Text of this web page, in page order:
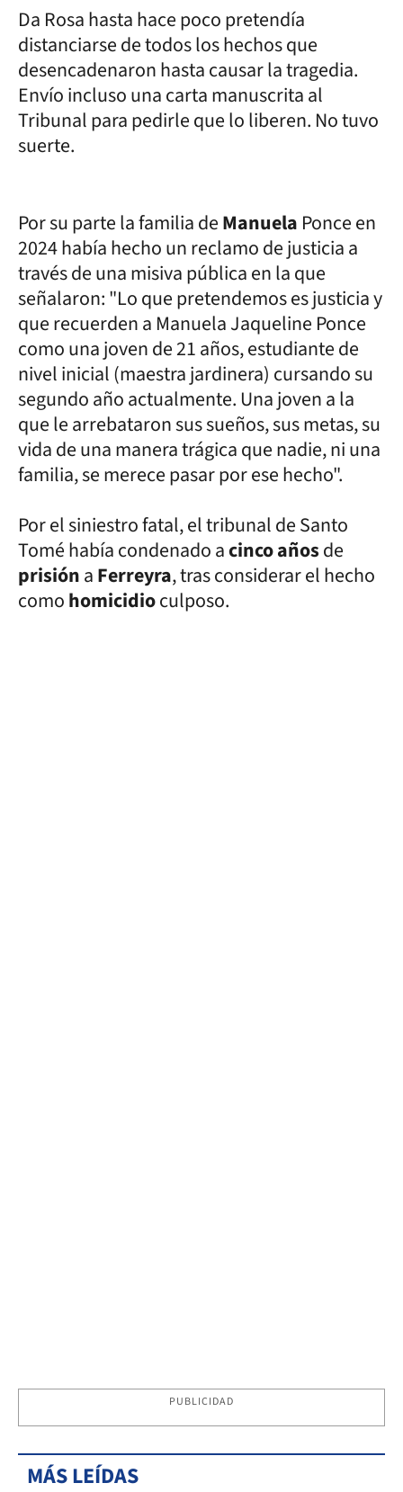
Da Rosa hasta hace poco pretendía
distanciarse de todos los hechos que
desencadenaron hasta causar la tragedia.
Envío incluso una carta manuscrita al
Tribunal para pedirle que lo liberen. No tuvo
suerte.
Por su parte la familia deManuela Ponce en
2024 había hecho un reclamo de justicia a
través de una misiva pública en la que
señalaron: "Lo que pretendemos es justicia y
que recuerden a Manuela Jaqueline Ponce
como una joven de 21 años, estudiante de
nivel inicial (maestra jardinera) cursando su
segundo año actualmente. Una joven a la
que le arrebataron sus sueños, sus metas, su
vida de una manera trágica que nadie, ni una
familia, se merece pasar por ese hecho".
Por el siniestro fatal, el tribunal de Santo
Tomé había condenado acinco añosde
prisiónaFerreyra, tras considerar el hecho
comohomicidioculposo.
PUBLICIDAD
MÁS LEÍDAS